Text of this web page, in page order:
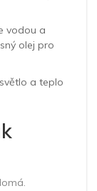
vodou a
olej pro
a teplo